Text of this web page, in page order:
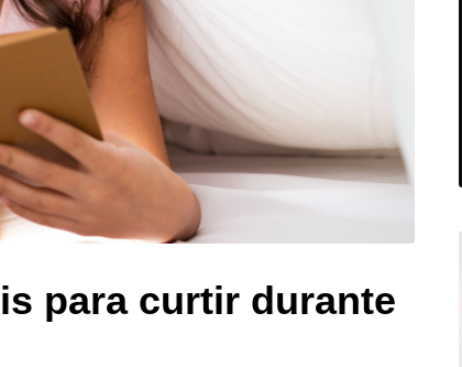
para curtir durante